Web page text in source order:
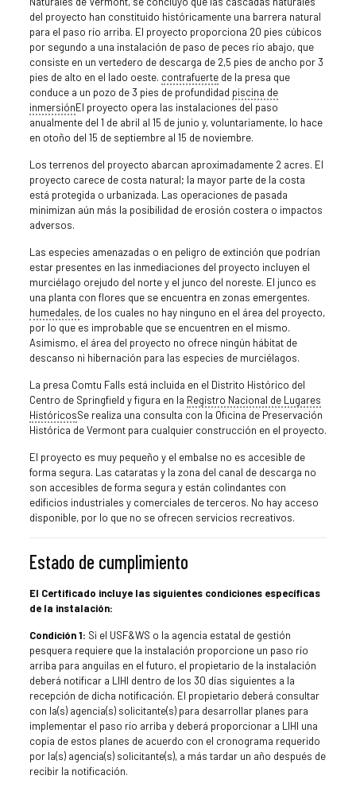
del proyecto han constituido históricamente una barrera natural
para el paso río arriba. El proyecto proporciona 20 pies cúbicos
por segundo a una instalación de paso de peces río abajo, que
consiste en un vertedero de descarga de 2,5 pies de ancho por 3
pies de alto en el lado oeste. contrafuertede la presa que
conduce a un pozo de 3 pies de profundidad piscina de
inmersiónEl proyecto opera las instalaciones del paso
anualmente del 1 de abril al 15 de junio y, voluntariamente, lo hace
en otoño del 15 de septiembre al 15 de noviembre.
Los terrenos del proyecto abarcan aproximadamente 2 acres. El
proyecto carece de costa natural; la mayor parte de la costa
está protegida o urbanizada. Las operaciones de pasada
minimizan aún más la posibilidad de erosión costera o impactos
adversos.
Las especies amenazadas o en peligro de extinción que podrían
estar presentes en las inmediaciones del proyecto incluyen el
murciélago orejudo del norte y el junco del noreste. El junco es
una planta con flores que se encuentra en zonas emergentes.
humedales, de los cuales no hay ninguno en el área del proyecto,
por lo que es improbable que se encuentren en el mismo.
Asimismo, el área del proyecto no ofrece ningún hábitat de
descanso ni hibernación para las especies de murciélagos.
La presa Comtu Falls está incluida en el Distrito Histórico del
Centro de Springfield y figura en la Registro Nacional de Lugares
HistóricosSe realiza una consulta con la Oficina de Preservación
Histórica de Vermont para cualquier construcción en el proyecto.
El proyecto es muy pequeño y el embalse no es accesible de
forma segura. Las cataratas y la zona del canal de descarga no
son accesibles de forma segura y están colindantes con
edificios industriales y comerciales de terceros. No hay acceso
disponible, por lo que no se ofrecen servicios recreativos.
Estado de cumplimiento
El Certificado incluye las siguientes condiciones específicas
de la instalación:
Condición 1: Si el USF&WS o la agencia estatal de gestión
pesquera requiere que la instalación proporcione un paso río
arriba para anguilas en el futuro, el propietario de la instalación
deberá notificar a LIHI dentro de los 30 días siguientes a la
recepción de dicha notificación. El propietario deberá consultar
con la(s) agencia(s) solicitante(s) para desarrollar planes para
implementar el paso río arriba y deberá proporcionar a LIHI una
copia de estos planes de acuerdo con el cronograma requerido
por la(s) agencia(s) solicitante(s), a más tardar un año después de
recibir la notificación.